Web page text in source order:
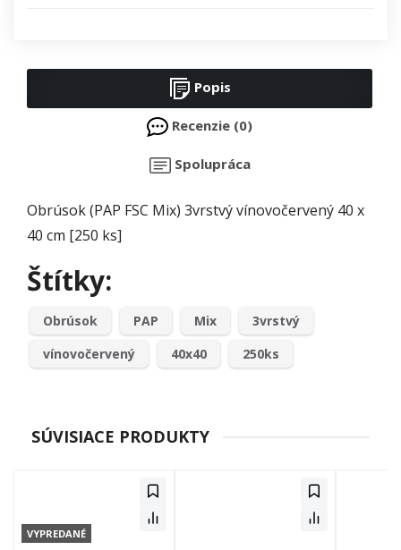
Popis
Recenzie (0)
Spolupráca
Obrúsok (PAP FSC Mix) 3vrstvý vínovočervený 40 x
40 cm [250 ks]
Štítky:
Obrúsok PAP Mix
3vrstvý
vínovočervený
40x40 250ks
SÚVISIACE PRODUKTY
VYPREDANÉ